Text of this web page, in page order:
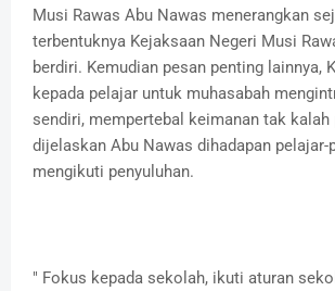
Musi Rawas Abu Nawas menerangkan
terbentuknya Kejaksaan Negeri Musi
berdiri. Kemudian pesan penting lainnya,
kepada pelajar untuk muhasabah
sendiri, mempertebal keimanan tak kalah
dijelaskan Abu Nawas dihadapan pelajar-
mengikuti penyuluhan.
" Fokus kepada sekolah, ikuti aturan